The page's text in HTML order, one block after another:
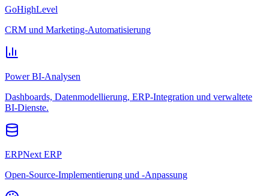
GoHighLevel
CRM und Marketing-Automatisierung
Power BI-Analysen
Dashboards, Datenmodellierung, ERP-Integration und verwaltete
BI-Dienste.
ERPNext ERP
Open-Source-Implementierung und -Anpassung